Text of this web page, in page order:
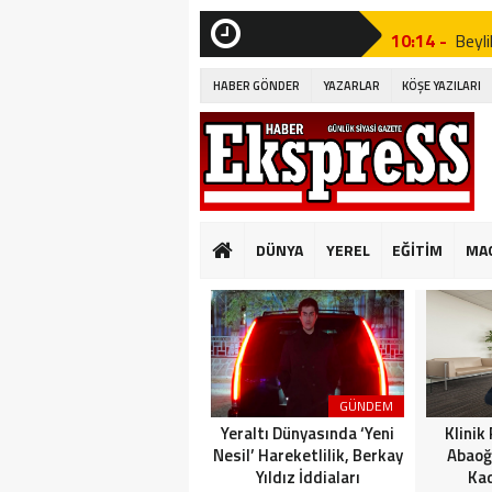
10:14 -
Edildi!”
19:53 -
19:51 -
19:49 -
GÜNKÜ GİBİ
10:14 -
Edildi!”
19:53 -
19:51 -
HABER GÖNDER YAZARLAR KÖŞE YAZILARI
DÜNYA YEREL EĞİTİM
GÜNDEM
Yeraltı Dünyasında ‘Yeni
Nesil’ Hareketlilik, Berkay
Yıldız İddiaları
Klinik